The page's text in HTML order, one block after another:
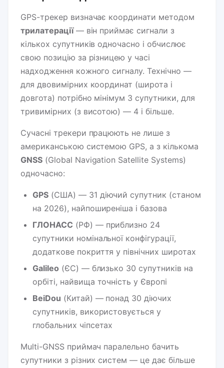
GPS-трекер визначає координати методом
трилатерації— він приймає сигнали з
кількох супутників одночасно і обчислює
свою позицію за різницею у часі
надходження кожного сигналу. Технічно —
для двовимірних координат (широта і
довгота) потрібно мінімум 3 супутники, для
тривимірних (з висотою) — 4 і більше.
Сучасні трекери працюють не лише з
американською системою GPS, а з кількома
GNSS(Global Navigation Satellite Systems)
одночасно:
GPS(США) — 31 діючий супутник (станом
на 2026), найпоширеніша і базова
ГЛОНАСС (РФ) — приблизно 24
супутники номінальної конфігурації,
додаткове покриття у північних широтах
Galileo (ЄС) — близько 30 супутників на
орбіті, найвища точність у Європі
BeiDou (Китай) — понад 30 діючих
супутників, використовується у
глобальних чіпсетах
Multi-GNSS приймач паралельно бачить
супутники з різних систем — це дає більше